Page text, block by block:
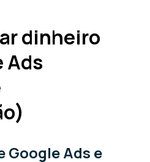
dinheiro
Ads
Google Ads e